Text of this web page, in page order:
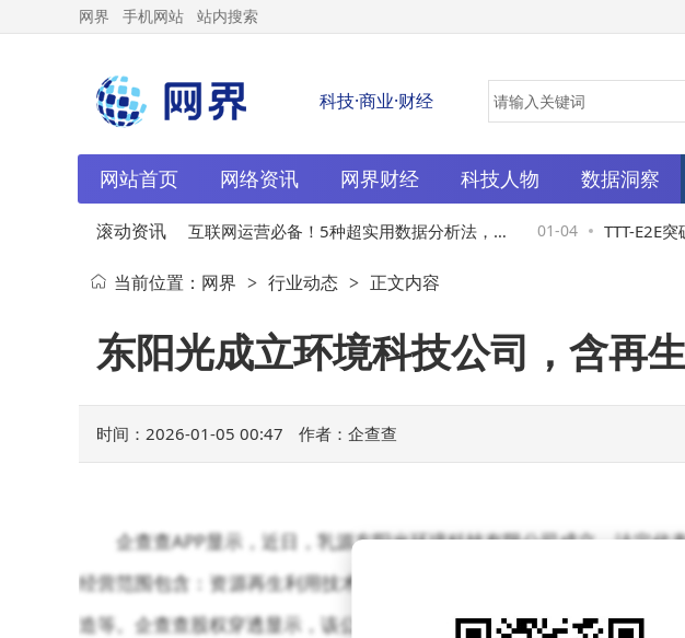
网界 手机网站 站内搜索
科技·商业·财经
网站首页 网络资讯 网界财经 科技人物 数据洞察
滚动资讯
01-04 互联网运营必备！5种超实用数据分析法，轻
松应对职场数据难题
01-04 TTT-E2E突
当前位置： 网界 > 行业动态 > 正文内容
东阳光成立环境科技公司，含再
时间：2026-01-05 00:47 作者：企查查
企查查APP显示，近日，乳源东阳光环境科技有限公司成立，法定代
经营范围包含：资源再生利用技术研发；再生资源加工；固体废物治理
造等。企查查股权穿透显示，该公司由东阳光（600673）旗下乳源东阳光